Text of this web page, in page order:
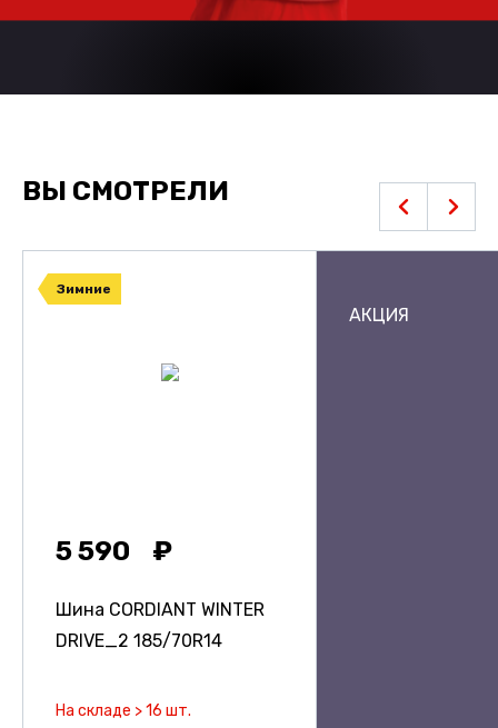
ВЫ СМОТРЕЛИ
Зимние
5 590
Шина CORDIANT WINTER
DRIVE_2 185/70R14
На складе > 16 шт.
АКЦИЯ